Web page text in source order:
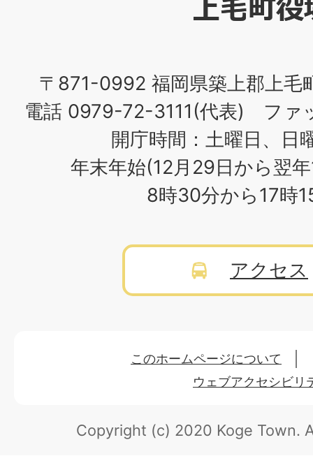
〒871-0992 福岡県築上郡上毛
電話 0979-72-3111(代表) ファ
開庁時間：土曜日、日
年末年始(12月29日から翌
8時30分から17時
アクセス
このホームページについて
ウェブアクセシビリ
Copyright (c) 2020 Koge Town.